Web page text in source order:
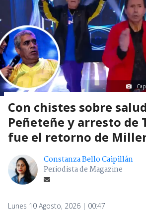
Con chistes sobre
Peñeteñe y arresto de
fue el retorno de
Constanza Bello Caipillán
Periodista de Magazine
Lunes 10 Agosto, 2026 | 00:47